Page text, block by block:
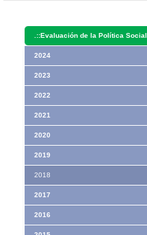
.::Evaluación de la Política Social
2024
2023
2022
2021
2020
2019
2018
2017
2016